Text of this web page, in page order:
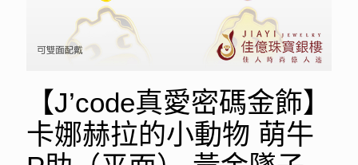
【J’code真愛密碼金飾】
卡娜赫拉的小動物 萌牛